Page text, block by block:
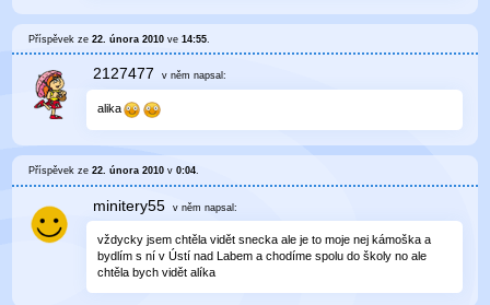
Příspěvek ze22. února 2010 ve14:55
2127477 v něm napsal:
alika
Příspěvek ze22. února 2010 v0:04
minitery55 v něm napsal:
vždycky jsem chtěla vidět snecka ale je to moje nej kámoška a
bydlím s ní v Ústí nad Labem a chodíme spolu do školy no ale
chtěla bych vidět alíka